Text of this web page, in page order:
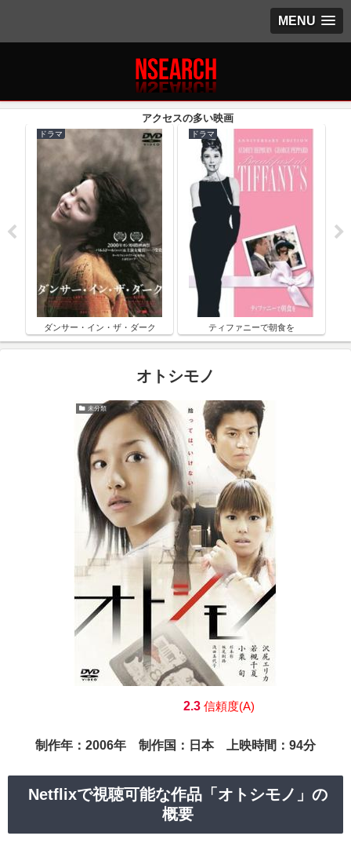
MENU
ドラマ
ダンサー・イン・ザ・ダーク
ドラマ
ティファニーで朝食を
オトシモノ
未分類
2.3信頼度(A)
制作年：2006年 制作国：日本 上映時間：94分
Netflixで視聴可能な作品「オトシモノ」の
概要